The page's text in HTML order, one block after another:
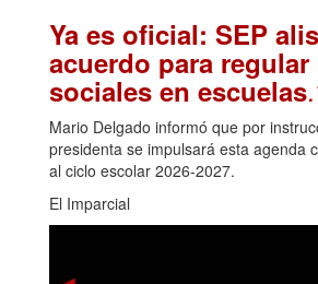
Ya es oficial: SEP
acuerdo para regular
sociales en escuelas
Mario Delgado informó que por
presidenta se impulsará esta agenda
al ciclo escolar 2026-2027.
El Imparcial